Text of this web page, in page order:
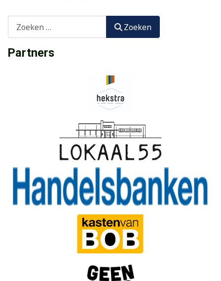
Zoeken
Partners